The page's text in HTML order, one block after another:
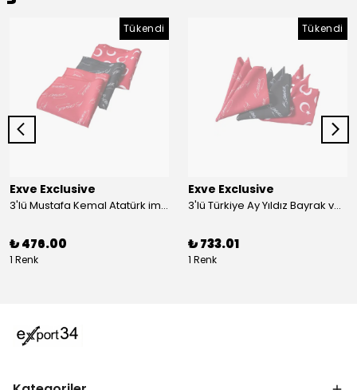
Tükendi
Exve Exclusive
3'lü Mustafa Kemal Atatürk imzalı ve Türkiye Ay Yıldız Bayraklı Kadın Fular Seti
₺ 476.00
1 Renk
Tükendi
Exve Exclusive
3'lü Türkiye Ay Yıldız Bayrak ve Mustafa Kemal Atatürk imzalı Kırmızı Siyah Yaka Mendili Seti
₺ 733.01
1 Renk